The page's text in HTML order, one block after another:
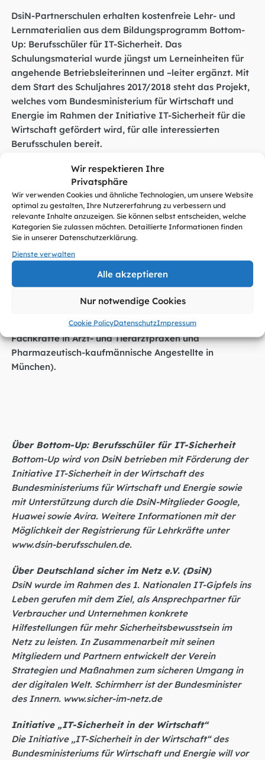
Wir respektieren Ihre
Privatsphäre
Wir verwenden Cookies und ähnliche Technologien, um unsere Website
optimal zu gestalten, Ihre Nutzererfahrung zu verbessern und
relevante Inhalte anzuzeigen. Sie können selbst entscheiden, welche
Kategorien Sie zulassen möchten. Detaillierte Informationen finden
Sie in unserer Datenschutzerklärung.
Dienste verwalten
Alle akzeptieren
Nur notwendige Cookies
Cookie PolicyDatenschutzImpressum
DsiN-Partnerschulen erhalten kostenfreie Lehr- und
Lernmaterialien aus dem Bildungsprogramm Bottom-
Up: Berufsschüler für IT-Sicherheit. Das
Schulungsmaterial wurde jüngst um Lerneinheiten für
angehende Betriebsleiterinnen und –leiter ergänzt. Mit
dem Start des Schuljahres 2017/2018 steht das Projekt,
welches vom Bundesministerium für Wirtschaft und
Energie im Rahmen der Initiative IT-Sicherheit für die
Wirtschaft gefördert wird, für alle interessierten
Berufsschulen bereit.
DsiN reagiert mit dem Bildungsangebot auf den
vergleichsweise geringen IT-Schutz in kleineren
Betrieben – angefangen bei Mitarbeiterinnen und
Mitarbeitern bis in die Chefetage. So zeigt der DsiN-
Sicherheitsmonitor Mittelstand 2016, dass nur knapp
ein Viertel der Geschäftsführungen ihre Belegschaft
regelmäßig zu IT-Sicherheit schult.
Weitere Auszeichnungen erhalten in den kommenden
Tagen Schulen in Nordrhein-Westfalen (so am 21.09.
das Erich-Gutenberg-Berufskolleg in Köln), und Bayern
(so am 26.09. die Städtische Berufsschule für
Fachkräfte in Arzt- und Tierarztpraxen und
Pharmazeutisch-kaufmännische Angestellte in
München).
Über Bottom-Up: Berufsschüler für IT-Sicherheit
Bottom-Up wird von DsiN betrieben mit Förderung der
Initiative IT-Sicherheit in der Wirtschaft des
Bundesministeriums für Wirtschaft und Energie sowie
mit Unterstützung durch die DsiN-Mitglieder Google,
Huawei sowie Avira. Weitere Informationen mit der
Möglichkeit der Registrierung für Lehrkräfte unter
www.dsin-berufsschulen.de.
Über Deutschland sicher im Netz e.V. (DsiN)
DsiN wurde im Rahmen des 1. Nationalen IT-Gipfels ins
Leben gerufen mit dem Ziel, als Ansprechpartner für
Verbraucher und Unternehmen konkrete
Hilfestellungen für mehr Sicherheitsbewusstsein im
Netz zu leisten. In Zusammenarbeit mit seinen
Mitgliedern und Partnern entwickelt der Verein
Strategien und Maßnahmen zum sicheren Umgang in
der digitalen Welt. Schirmherr ist der Bundesminister
des Innern. www.sicher-im-netz.de
Initiative „IT-Sicherheit in der Wirtschaft“
Die Initiative „IT-Sicherheit in der Wirtschaft“ des
Bundesministeriums für Wirtschaft und Energie will vor